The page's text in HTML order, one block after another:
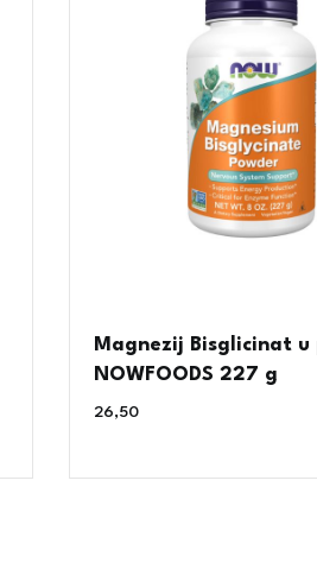
Magnezij Bisglicinat u
NOWFOODS 227 g
26,50